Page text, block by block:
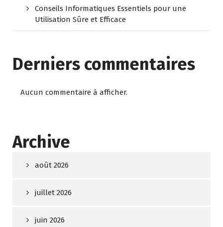
Conseils Informatiques Essentiels pour une
Utilisation Sûre et Efficace
Derniers commentaires
Aucun commentaire à afficher.
Archive
août 2026
juillet 2026
juin 2026